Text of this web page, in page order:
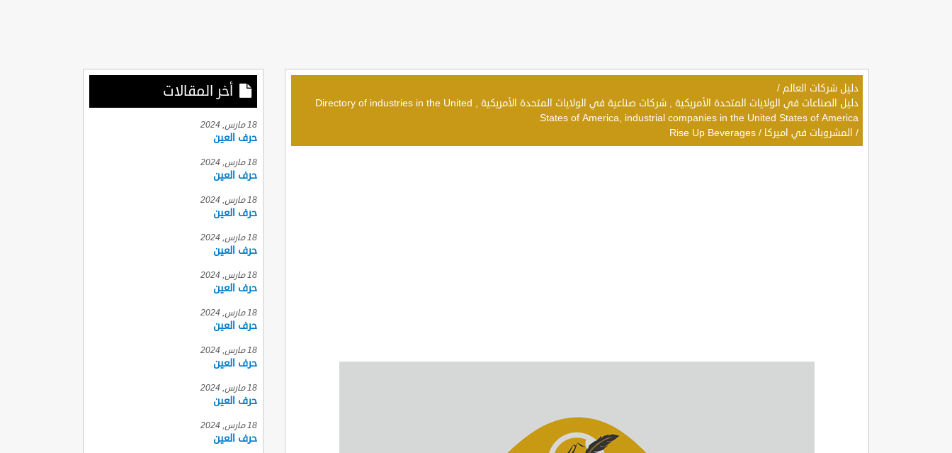
دليل شركات العالم /
دليل الصناعات في الولايات المتحدة الأمريكية , شركات صناعية في الولايات المتحدة الأمريكية , Directory of industries in the United
States of America, industrial companies in the United States of America
/ المشروبات في اميركا /
Rise Up Beverages
أخر المقالات
18 مارس, 2024
حرف العين
18 مارس, 2024
حرف العين
18 مارس, 2024
حرف العين
18 مارس, 2024
حرف العين
18 مارس, 2024
حرف العين
18 مارس, 2024
حرف العين
18 مارس, 2024
حرف العين
18 مارس, 2024
حرف العين
18 مارس, 2024
حرف العين